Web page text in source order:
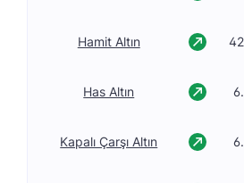
Hamit Altın
Has Altın
Kapalı Çarşı Altın